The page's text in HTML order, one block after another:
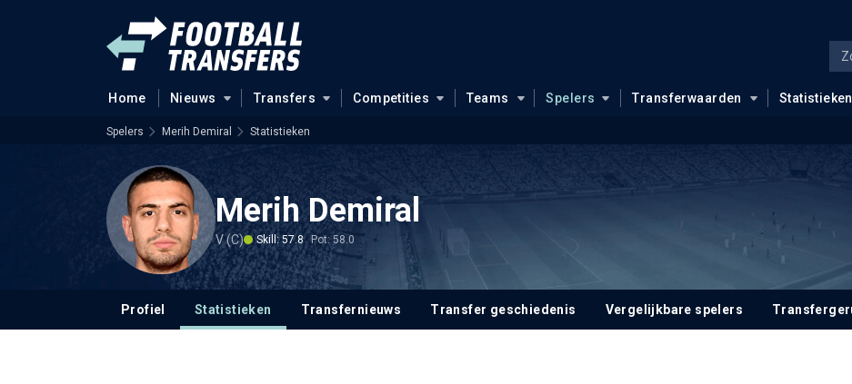
Home Nieuws Transfers Competities Teams Spelers Transferwaarden Statistieken
Spelers Merih Demiral Statistieken
Merih Demiral
V (C) Skill: 57.8 Pot: 58.0
Profiel Statistieken Transfernieuws Transfer geschiedenis Vergelijkbare spelers